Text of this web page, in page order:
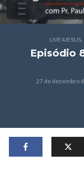
LIVE4JESUS,
Episódio
27 de dezembro